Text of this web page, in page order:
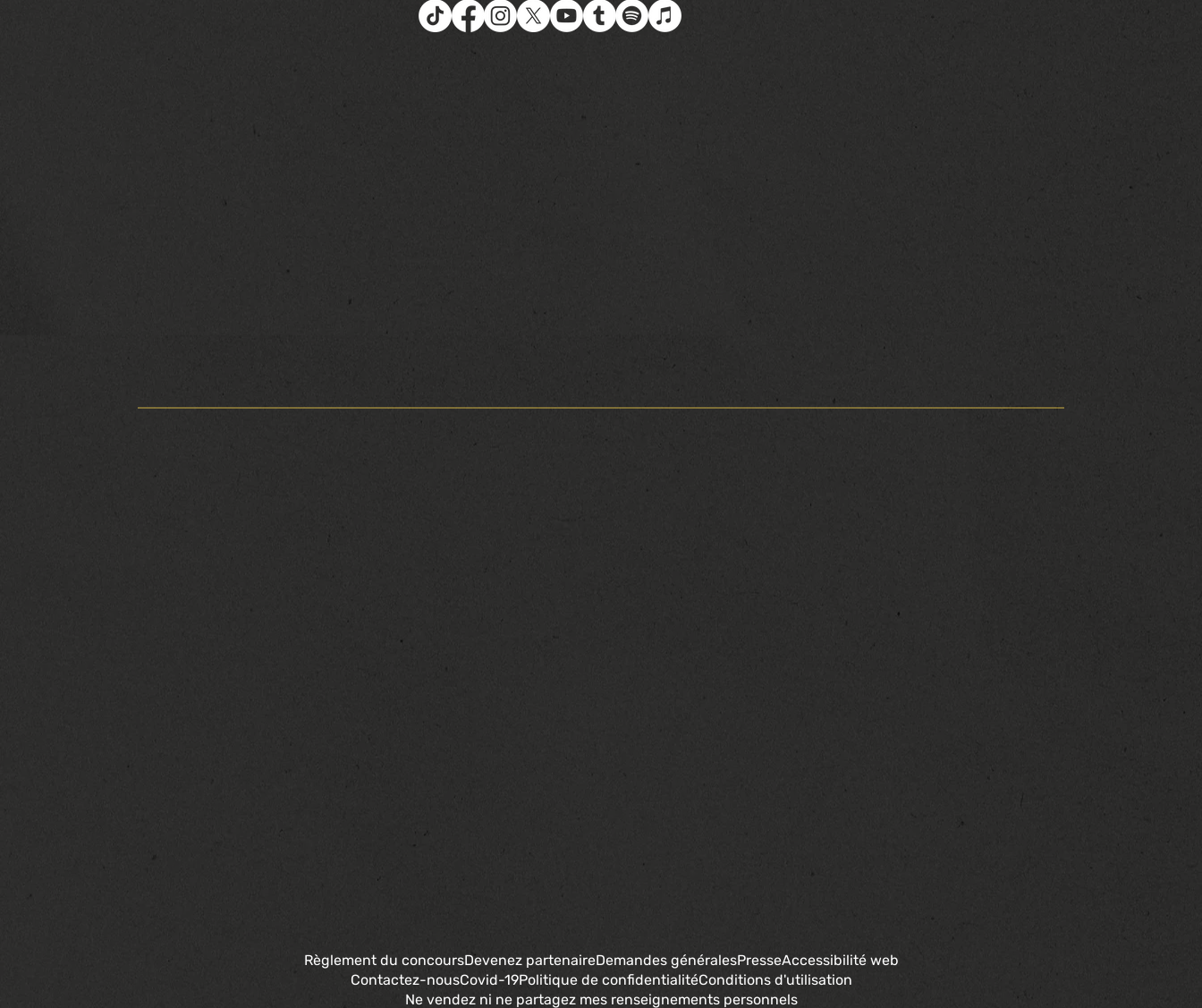
Règlement du concoursDevenez partenaireDemandes généralesPresseAccessibilité web
Contactez-nousCovid-19Politique de confidentialitéConditions d'utilisation
Ne vendez ni ne partagez mes renseignements personnels